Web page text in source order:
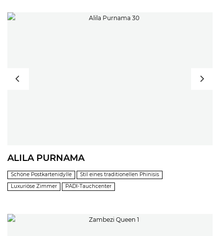
ALILA PURNAMA
Schöne Postkartenidylle
Stil eines traditionellen Phinisis
Luxuriöse Zimmer
PADI-Tauchcenter